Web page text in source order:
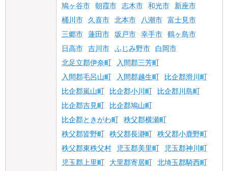
鳩ヶ谷市 朝霞市 志木市 和光市 新座市
桶川市 久喜市 北本市 八潮市 富士見市
三郷市 蓮田市 坂戸市 幸手市 鶴ヶ島市
日高市 吉川市 ふじみ野市 白岡市
北足立郡伊奈町
入間郡三芳町
入間郡毛呂山町
入間郡越生町 比企郡滑川町
比企郡嵐山町 比企郡小川町 比企郡川島町
比企郡吉見町 比企郡鳩山町
比企郡ときがわ町 秩父郡横瀬町
秩父郡皆野町 秩父郡長瀞町 秩父郡小鹿野町
秩父郡東秩父村
児玉郡美里町
児玉郡神川町
児玉郡上里町 大里郡寄居町 北埼玉郡騎西町